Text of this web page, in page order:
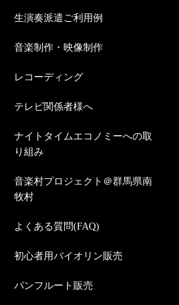
生演奏派遣ご利用例
音楽制作・映像制作
レコーディング
テレビ関係者様へ
ナイトタイムエコノミーへの取
り組み
音楽村プロジェクト＠群馬県南
牧村
よくある質問(FAQ)
初心者用バイオリン販売
パンフルート販売